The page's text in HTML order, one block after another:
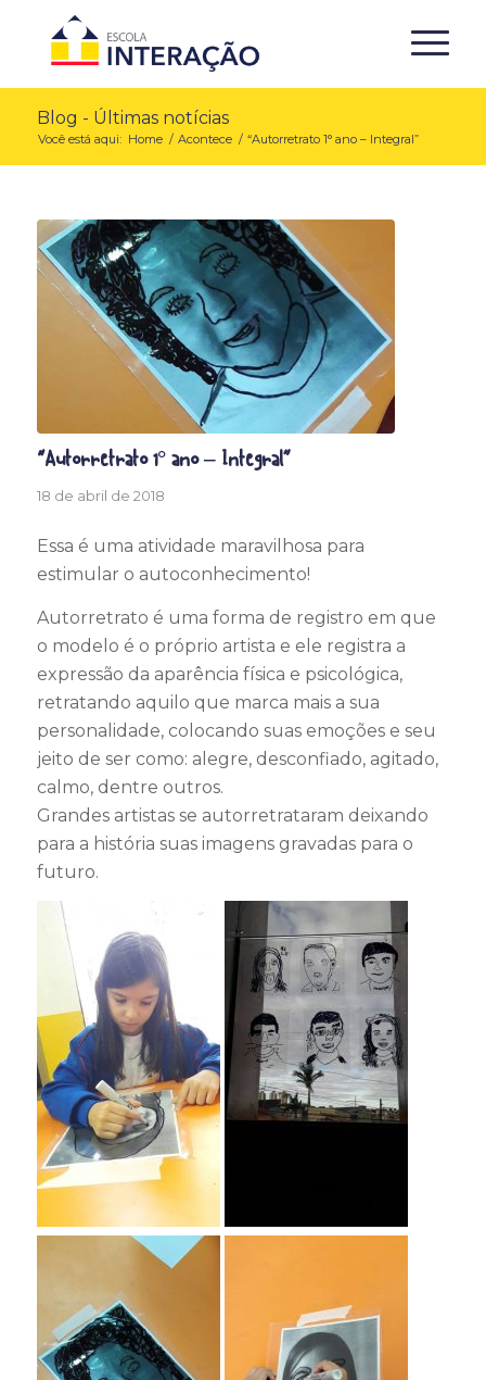
Blog - Últimas notícias
Você está aqui: Home / Acontece / “Autorretrato 1° ano – Integral”
“Autorretrato 1° ano – Integral”
18 de abril de 2018
Essa é uma atividade maravilhosa para
estimular o autoconhecimento!
Autorretrato é uma forma de registro em que
o modelo é o próprio artista e ele registra a
expressão da aparência física e psicológica,
retratando aquilo que marca mais a sua
personalidade, colocando suas emoções e seu
jeito de ser como: alegre, desconfiado, agitado,
calmo, dentre outros.
Grandes artistas se autorretrataram deixando
para a história suas imagens gravadas para o
futuro.